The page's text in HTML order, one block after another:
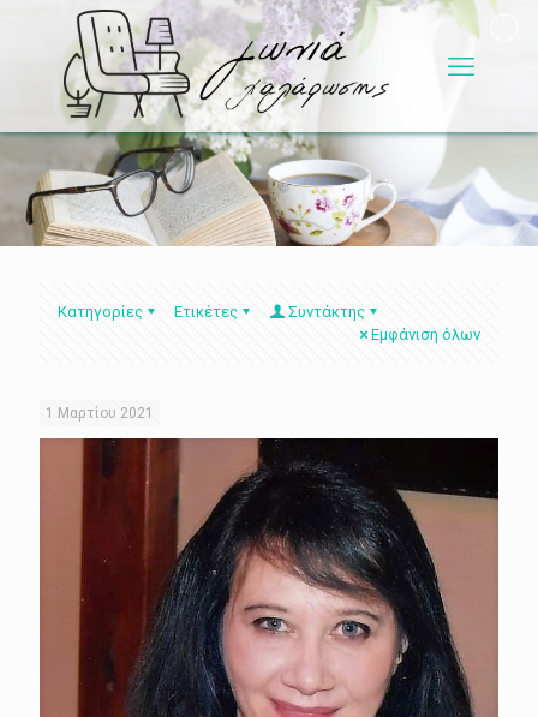
Κατηγορίες Ετικέτες
Συντάκτης
Εμφάνιση όλων
1 Μαρτίου 2021